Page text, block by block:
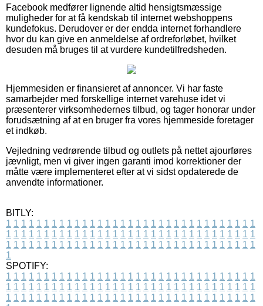
Facebook medfører lignende altid hensigtsmæssige
muligheder for at få kendskab til internet webshoppens
kundefokus. Derudover er der endda internet forhandlere
hvor du kan give en anmeldelse af ordreforløbet, hvilket
desuden må bruges til at vurdere kundetilfredsheden.
Hjemmesiden er finansieret af annoncer. Vi har faste
samarbejder med forskellige internet varehuse idet vi
præsenterer virksomhedernes tilbud, og tager honorar under
forudsætning af at en bruger fra vores hjemmeside foretager
et indkøb.
Vejledning vedrørende tilbud og outlets på nettet ajourføres
jævnligt, men vi giver ingen garanti imod korrektioner der
måtte være implementeret efter at vi sidst opdaterede de
anvendte informationer.
BITLY:
1 1 1 1 1 1 1 1 1 1 1 1 1 1 1 1 1 1 1 1 1 1 1 1 1 1 1 1 1 1 1 1 1
1 1 1 1 1 1 1 1 1 1 1 1 1 1 1 1 1 1 1 1 1 1 1 1 1 1 1 1 1 1 1 1 1
1 1 1 1 1 1 1 1 1 1 1 1 1 1 1 1 1 1 1 1 1 1 1 1 1 1 1 1 1 1 1 1 1
1
SPOTIFY:
1 1 1 1 1 1 1 1 1 1 1 1 1 1 1 1 1 1 1 1 1 1 1 1 1 1 1 1 1 1 1 1 1
1 1 1 1 1 1 1 1 1 1 1 1 1 1 1 1 1 1 1 1 1 1 1 1 1 1 1 1 1 1 1 1 1
1 1 1 1 1 1 1 1 1 1 1 1 1 1 1 1 1 1 1 1 1 1 1 1 1 1 1 1 1 1 1 1 1